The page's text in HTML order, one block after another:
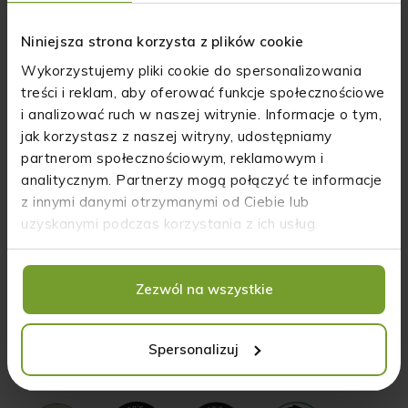
Niniejsza strona korzysta z plików cookie
Wykorzystujemy pliki cookie do spersonalizowania
treści i reklam, aby oferować funkcje społecznościowe
i analizować ruch w naszej witrynie. Informacje o tym,
jak korzystasz z naszej witryny, udostępniamy
partnerom społecznościowym, reklamowym i
analitycznym. Partnerzy mogą połączyć te informacje
z innymi danymi otrzymanymi od Ciebie lub
uzyskanymi podczas korzystania z ich usług.
Zezwól na wszystkie
Spersonalizuj
weterynaryjne nie dawało efektów, dlatego
pupila i tak natknęli się na olej CBD zawierający
naturalne bogactwo fitoskładników."
Nagrody: